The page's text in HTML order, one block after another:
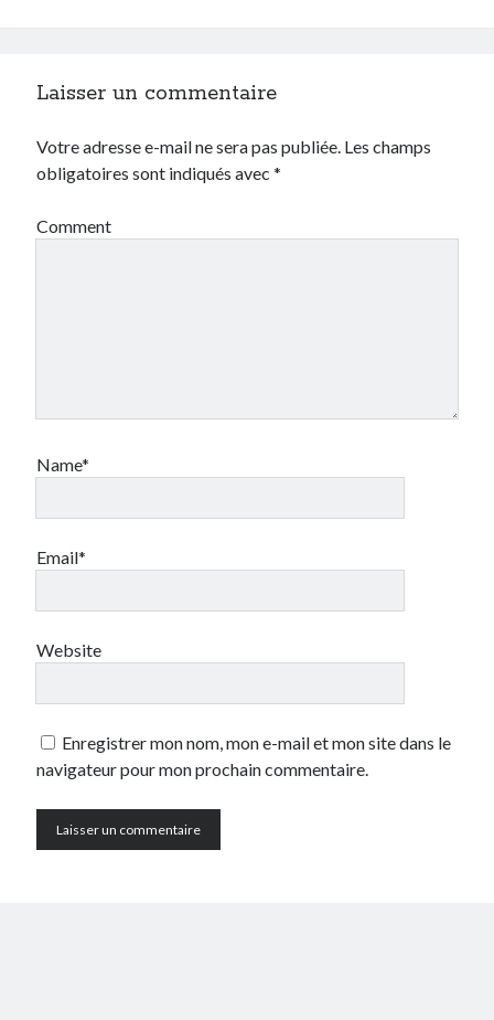
Laisser un commentaire
Votre adresse e-mail ne sera pas publiée. Les champs
obligatoires sont indiqués avec*
Comment
Name*
Email*
Website
Enregistrer mon nom, mon e-mail et mon site dans le
navigateur pour mon prochain commentaire.